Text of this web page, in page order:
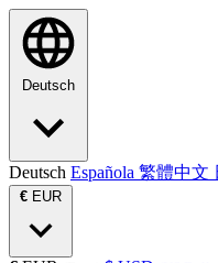
Deutsch
Deutsch Española 繁體中文
€ EUR